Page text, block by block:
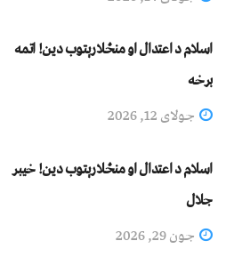
اسلام د اعتدال او منځلارېتوب دین! اتمه
برخه
جولای 12, 2026
اسلام د اعتدال او منځلارېتوب دین! خیبر
جلال
جون 29, 2026